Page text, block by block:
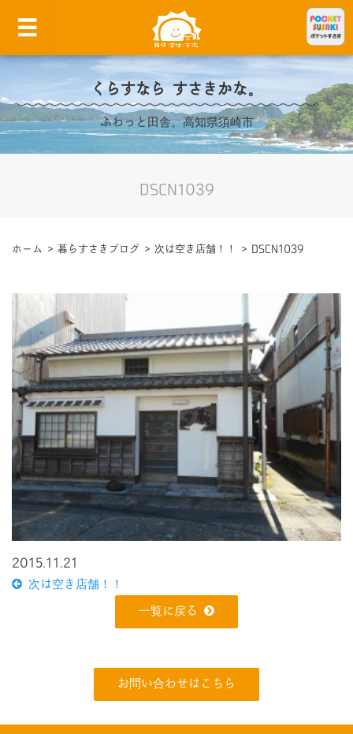
くらすなら すさきかな。
ふわっと田舎。高知県須崎市
DSCN1039
ホーム > 暮らすさきブログ > 次は空き店舗！！ > DSCN1039
2015.11.21
次は空き店舗！！
一覧に戻る
お問い合わせはこちら